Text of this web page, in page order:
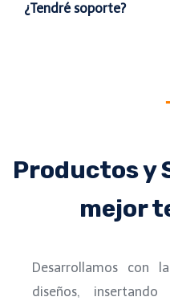
¿Tendré soporte?
Productos y
mejor
Desarrollamos con
diseños,